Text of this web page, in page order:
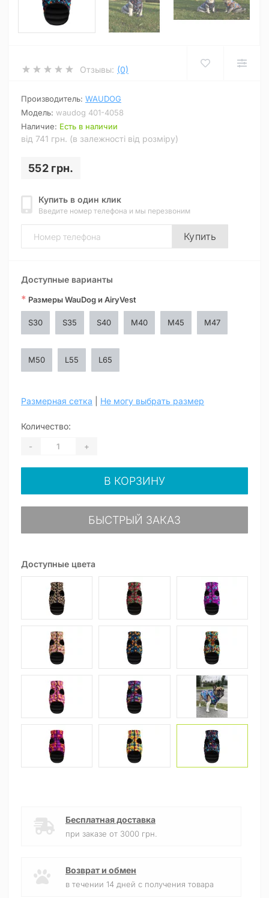
Отзывы: (0)
Производитель: WAUDOG
Модель: waudog 401-4058
Наличие: Есть в наличии
від 741 грн. (в залежності від розміру)
552 грн.
Купить в один клик
Введите номер телефона и мы перезвоним
Купить
Доступные цвета
Доступные варианты
* Размеры WauDog и AiryVest
S30 S35 S40 M40 M45 M47
M50 L55 L65
Размерная сетка Не могу выбрать размер
Количество:
- +
В КОРЗИНУ
БЫСТРЫЙ ЗАКАЗ
Бесплатная доставка
при заказе от 3000 грн.
Возврат и обмен
в течении 14 дней с получения товара